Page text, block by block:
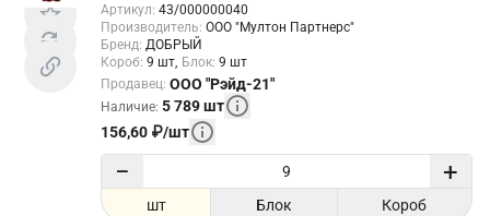
Артикул: 43/000000040
Производитель: ООО "Мултон Партнерс"
Бренд: ДОБРЫЙ
Короб: 9 шт Блок: 9 шт
Продавец: ООО "Рэйд-21"
Наличие: 5 789шт
156,60 ₽/шт
− +
шт Блок Короб